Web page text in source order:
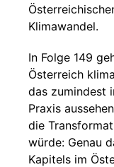
Klimawandel.
In Folge 149
Österreich
das zumindest
Praxis
die
würde: Genau
Kapitels im